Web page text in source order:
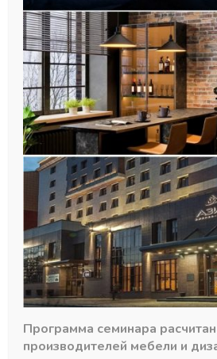
Панель EvoGloss
18*1220*2800 Р102/
глянец
9682,00₽
В наличии
Программа семинара
производителей мебели и